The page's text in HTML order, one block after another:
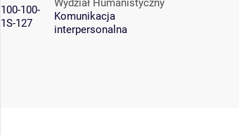
100-100-
1S-127
Wydział Humanistyczny
Komunikacja
interpersonalna